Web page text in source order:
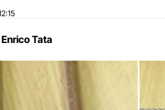
Enrico Tata